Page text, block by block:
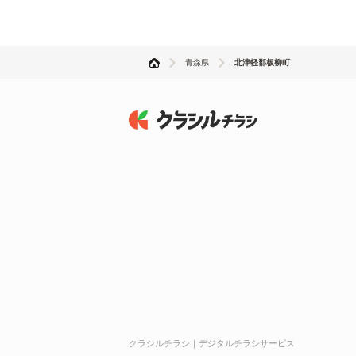
青森県 北津軽郡板柳町
クラシルチラシ｜デジタルチラシサービス